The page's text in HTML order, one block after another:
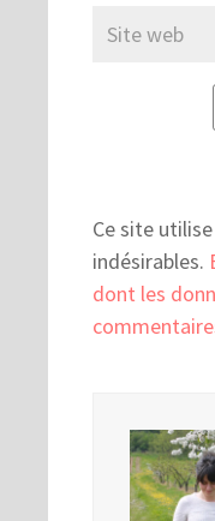
Ce site
indésirables.
dont les